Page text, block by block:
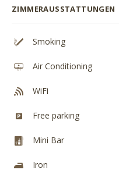
ZIMMERAUSSTATTUNGEN
Smoking
Air Conditioning
WiFi
Free parking
Mini Bar
Iron